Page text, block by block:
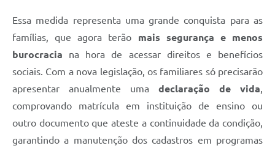
Essa medida representa uma grande conquista para as
famílias, que agora terão mais segurança e menos
burocracia na hora de acessar direitos e benefícios
sociais. Com a nova legislação, os familiares só precisarão
apresentar anualmente uma declaração de vida,
comprovando matrícula em instituição de ensino ou
outro documento que ateste a continuidade da condição,
garantindo a manutenção dos cadastros em programas